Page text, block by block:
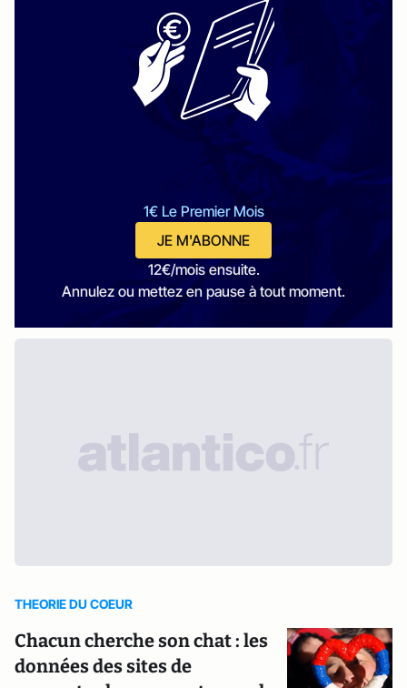
1€ Le Premier Mois
JE M'ABONNE
12€/mois ensuite.
Annulez ou mettez en pause à tout moment.
THEORIE DU COEUR
Chacun cherche son chat : les
données des sites de